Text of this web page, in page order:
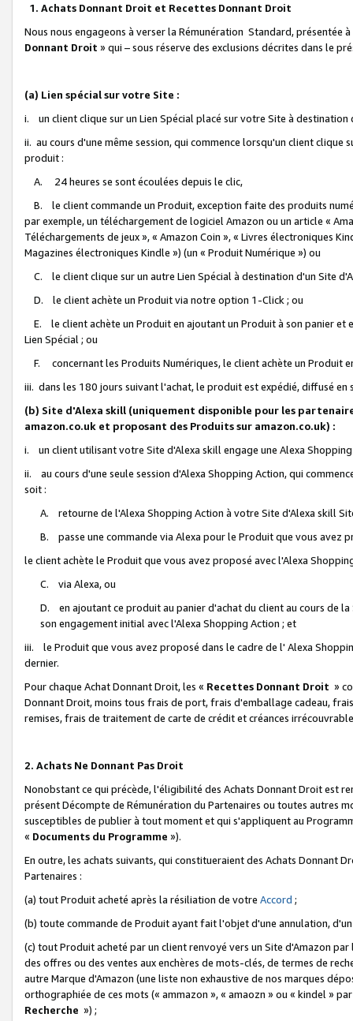
1. Achats Donnant Droit et Recettes Donnant Droit
Nous nous engageons à verser la Rémunération Standard, présentée
Donnant Droit » qui – sous réserve des exclusions décrites dans le
(a) Lien spécial sur votre Site :
i. un client clique sur un Lien Spécial placé sur votre Site à destination
ii. au cours d'une même session, qui commence lorsqu'un client
produit :
A. 24 heures se sont écoulées depuis le clic,
B. le client commande un Produit, exception faite des produits
par exemple, un téléchargement de logiciel Amazon ou un article «
Téléchargements de jeux », « Amazon Coin », « Livres électroniques
Magazines électroniques Kindle ») (un « Produit Numérique ») ou
C. le client clique sur un autre Lien Spécial à destination d'un Site
D. le client achète un Produit via notre option 1-Click ; ou
E. le client achète un Produit en ajoutant un Produit à son panier et
Lien Spécial ; ou
F. concernant les Produits Numériques, le client achète un Produit
iii. dans les 180 jours suivant l'achat, le produit est expédié, diffusé
(b) Site d'Alexa skill (uniquement disponible pour les
amazon.co.uk et proposant des Produits sur amazon.co.uk) :
i. un client utilisant votre Site d'Alexa skill engage une Alexa
ii. au cours d'une seule session d'Alexa Shopping Action, qui
soit :
A. retourne de l'Alexa Shopping Action à votre Site d'Alexa skill
B. passe une commande via Alexa pour le Produit que vous avez
le client achète le Produit que vous avez proposé avec l'Alexa
C. via Alexa, ou
D. en ajoutant ce produit au panier d'achat du client au cours de
son engagement initial avec l'Alexa Shopping Action ; et
iii. le Produit que vous avez proposé dans le cadre de l' Alexa
dernier.
Pour chaque Achat Donnant Droit, les « Recettes Donnant Droit »
Donnant Droit, moins tous frais de port, frais d'emballage cadeau,
remises, frais de traitement de carte de crédit et créances
2. Achats Ne Donnant Pas Droit
Nonobstant ce qui précède, l'éligibilité des Achats Donnant Droit est
présent Décompte de Rémunération du Partenaires ou toutes autres
susceptibles de publier à tout moment et qui s'appliquent au
« Documents du Programme »).
En outre, les achats suivants, qui constitueraient des Achats Donnant
Partenaires :
(a) tout Produit acheté après la résiliation de votre Accord ;
(b) toute commande de Produit ayant fait l'objet d'une annulation,
(c) tout Produit acheté par un client renvoyé vers un Site d'Amazon
des offres ou des ventes aux enchères de mots-clés, de termes de
autre Marque d'Amazon (une liste non exhaustive de nos marques
orthographiée de ces mots (« ammazon », « amaozn » ou « kindel »
Recherche ») ;